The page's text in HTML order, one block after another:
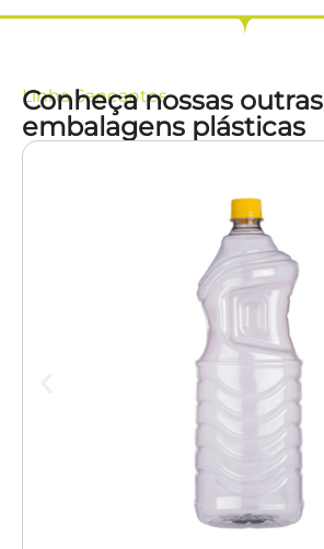
LinhaSaneantes
Conheça nossas outras
embalagens plásticas